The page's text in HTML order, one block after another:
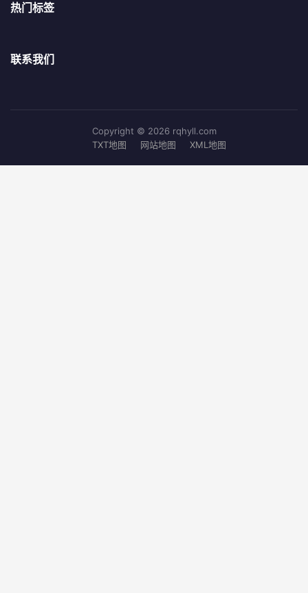
热门标签
联系我们
Copyright © 2026 rqhyll.com
TXT地图
网站地图 XML地图